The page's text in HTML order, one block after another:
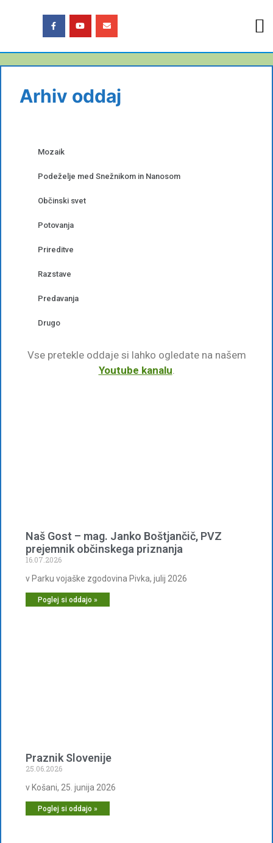
Arhiv oddaj
Mozaik
Podeželje med Snežnikom in Nanosom
Občinski svet
Potovanja
Prireditve
Razstave
Predavanja
Drugo
Vse pretekle oddaje si lahko ogledate na našem
Youtube kanalu.
Naš Gost – mag. Janko Boštjančič, PVZ
prejemnik občinskega priznanja
16.07.2026
v Parku vojaške zgodovina Pivka, julij 2026
Poglej si oddajo »
Praznik Slovenije
25.06.2026
v Košani, 25. junija 2026
Poglej si oddajo »